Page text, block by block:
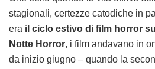
stagionali, certezze catodiche in
era il ciclo estivo di film horror
Notte Horror, i film andavano in
da inizio giugno – quando la